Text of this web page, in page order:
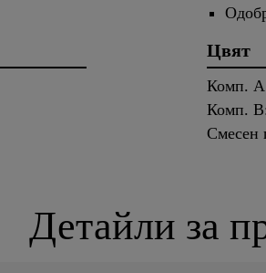
Цвят
Комп.
Комп.
Смесен
Детайли за